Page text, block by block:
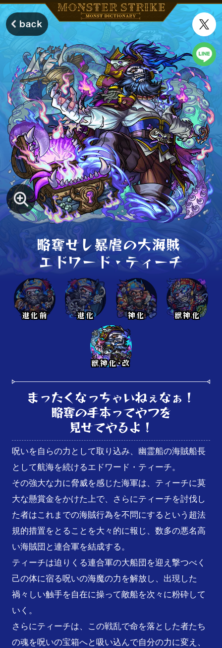
略奪せし暴虐の大海賊
エドワード・ティーチ
進化前 進化 神化 獣神化
獣神化･改
まったくなっちゃいねぇなぁ！
略奪の手本ってやつを
見せてやるよ！
呪いを自らの力として取り込み、幽霊船の海賊船長
として航海を続けるエドワード・ティーチ。
その強大な力に脅威を感じた海軍は、ティーチに莫
大な懸賞金をかけた上で、さらにティーチを討伐し
た者はこれまでの海賊行為を不問にするという超法
規的措置をとることを大々的に報じ、数多の悪名高
い海賊団と連合軍を結成する。
ティーチは迫りくる連合軍の大船団を迎え撃つべく
己の体に宿る呪いの海魔の力を解放し、出現した
禍々しい触手を自在に操って敵船を次々に粉砕して
いく。
さらにティーチは、この戦乱で命を落とした者たち
の魂を呪いの宝箱へと吸い込んで自分の力に変え、